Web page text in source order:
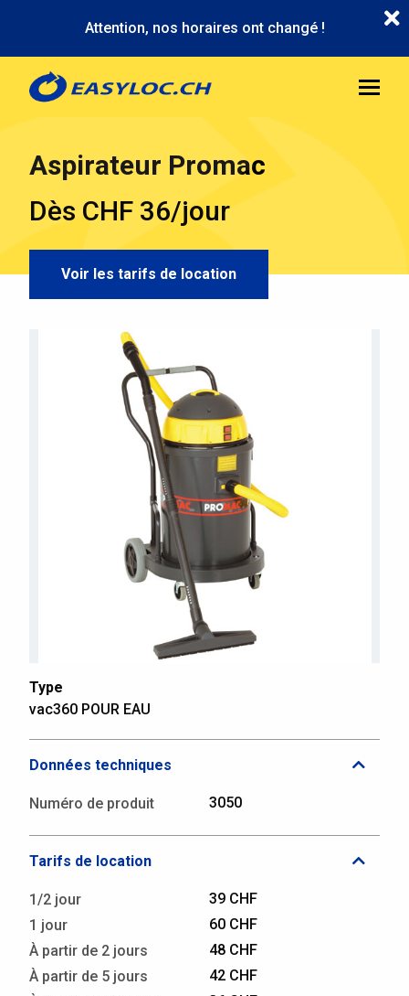
contenu
principal
Attention, nos horaires ont changé !
Aspirateur Promac
Type
vac360 POUR EAU
Données techniques
Numéro de produit 3050
Tarifs de location
1/2 jour
39 CHF
1 jour
60 CHF
À partir de 2 jours
48 CHF
À partir de 5 jours
42 CHF
Dès CHF 36/jour
Voir les tarifs de location